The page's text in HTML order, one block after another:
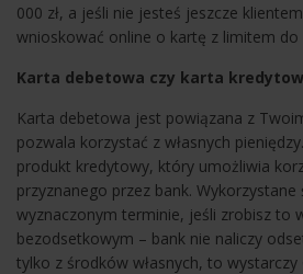
000 zł, a jeśli nie jesteś jeszcze
wnioskować online o kartę z limitem do
Karta debetowa czy karta
Karta debetowa jest powiązana z
pozwala korzystać z własnych
produkt kredytowy, który umożliwia
przyznanego przez bank. Wykorzystane
wyznaczonym terminie, jeśli zrobisz to
bezodsetkowym – bank nie naliczy
tylko z środków własnych, to wystarczy